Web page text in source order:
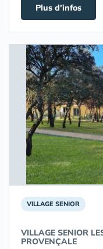
Plus d'infos
VILLAGE SENIOR
VILLAGE SENIOR
PROVENÇALE